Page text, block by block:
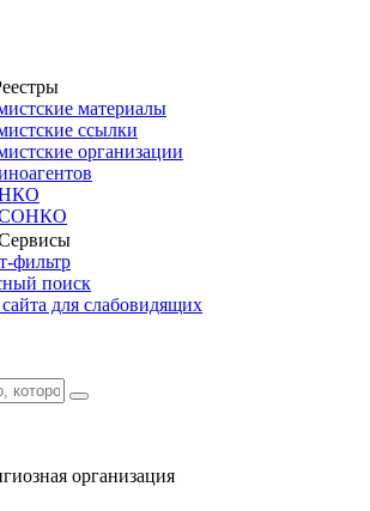
материалы
ссылки
организации
НКО
СОНКО
фильтр
поиск
для слабовидящих
организация